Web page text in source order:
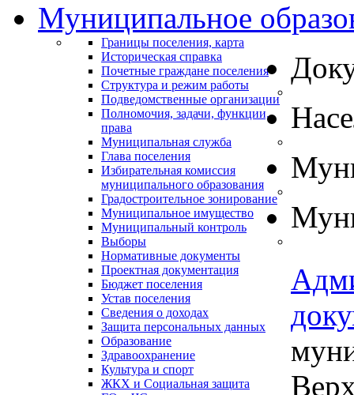
Муниципальное
Границы поселения, карта
Историческая справка
Почетные граждане поселения
Структура и режим работы
Подведомственные организации
Полномочия, задачи, функции,
права
Муниципальная служба
Глава поселения
Избирательная комиссия
муниципального образования
Градостроительное зонирование
Муниципальное имущество
Муниципальный контроль
Выборы
Нормативные документы
Проектная документация
Бюджет поселения
Устав поселения
Сведения о доходах
Защита персональных данных
Образование
Здравоохранение
Культура и спорт
ЖКХ и Социальная защита